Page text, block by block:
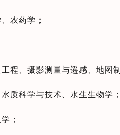
农药学；
程、摄影测量与遥感、地图
质科学与技术、水生生物学；
；